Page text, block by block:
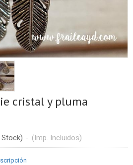
cristal y pluma
Stock) - (Imp. Incluidos)